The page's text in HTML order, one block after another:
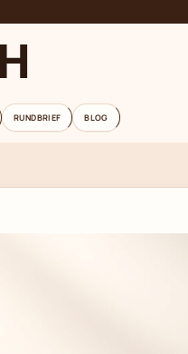
RUNDBRIEF BLOG